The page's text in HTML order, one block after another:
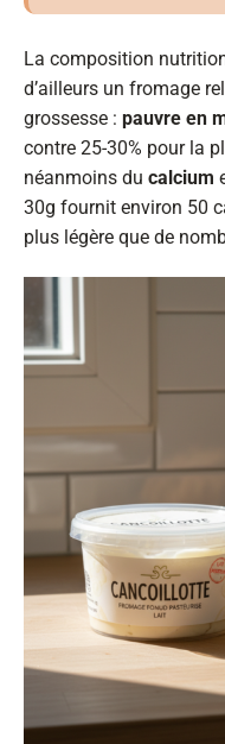
La composition
d’ailleurs un fromage
grossesse : pauvre en
contre 25-30% pour la
néanmoins du calcium
30g fournit environ 50
plus légère que de